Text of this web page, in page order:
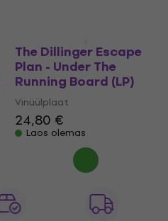
The Dillinger Escape
Plan - Under The
Running Board (LP)
Vinüülplaat
24,80 €
Laos olemas